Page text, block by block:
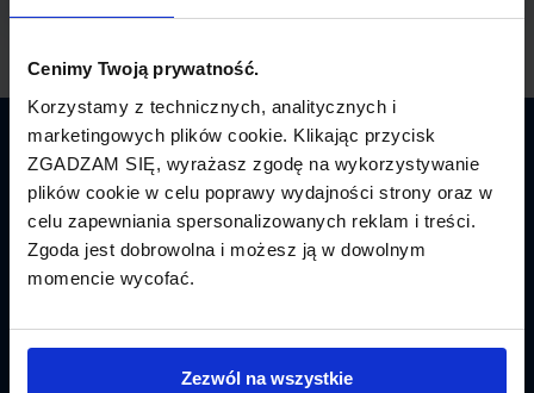
Cenimy Twoją prywatność.
Korzystamy z technicznych, analitycznych i
marketingowych plików cookie. Klikając przycisk
ZGADZAM SIĘ, wyrażasz zgodę na wykorzystywanie
plików cookie w celu poprawy wydajności strony oraz w
celu zapewniania spersonalizowanych reklam i treści.
Zgoda jest dobrowolna i możesz ją w dowolnym
momencie wycofać.
Zezwól na wszystkie
Latamy.pl
Bilety lotnicze
Promocje